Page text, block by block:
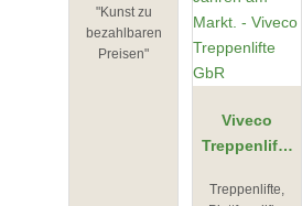
"Kunst zu
bezahlbaren
Preisen"
Viveco
Treppenlifte
Treppenlifte,